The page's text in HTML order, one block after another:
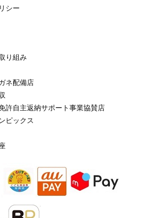
シー
り組み
ネ配備店
許自主返納サポート事業協賛店
ピックス